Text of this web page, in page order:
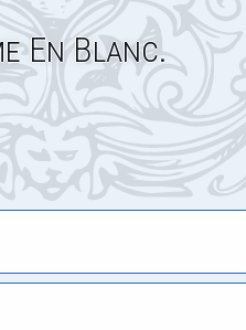
En Blanc.